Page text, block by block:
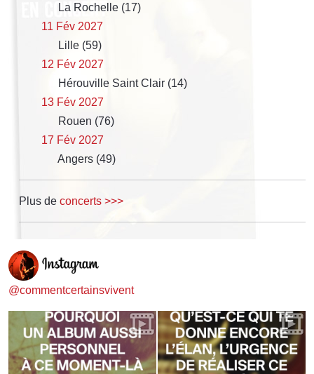
La Rochelle (17)
11 Fév 2027
Lille (59)
12 Fév 2027
Hérouville Saint Clair (14)
13 Fév 2027
Rouen (76)
17 Fév 2027
Angers (49)
Plus de concerts >>>
@commentcertainsvivent